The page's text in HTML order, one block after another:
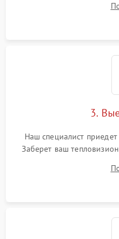
3.
Наш специалист
Заберет ваш